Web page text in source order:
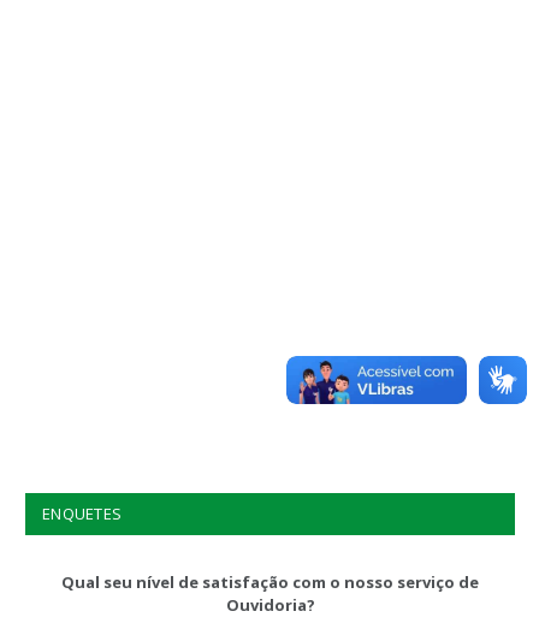
ENQUETES
Qual seu nível de satisfação com o nosso serviço de
Ouvidoria?